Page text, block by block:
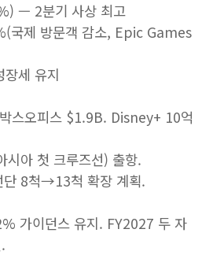
— 2분기 사상 최고
국제 방문객 감소, Epic Games
세 유지
스오피스 $1.9B. Disney+ 10억
아 첫 크루즈선) 출항.
단 8척→13척 확장 계획.
가이던스 유지. FY2027 두 자